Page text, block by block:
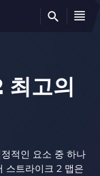
최고의
적인 요소 중 하나
스트라이크 2 맵은